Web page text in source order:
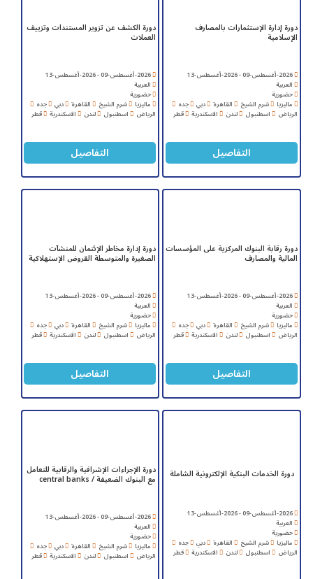
دورة إدارة الإستثمارات بالمصارف
الإسلامية
2026-أغسطس-09 - 2026-أغسطس-13
العربية
حضورية
ماليزيا شرم الشيخ القاهرة دبي جده
الرياض اسطنبول لندن الاسكندرية قطر
التفاصيل
دورة الكشف عن تزوير المستندات وتزييف
العملات
2026-أغسطس-09 - 2026-أغسطس-13
العربية
حضورية
ماليزيا شرم الشيخ القاهرة دبي جده
الرياض اسطنبول لندن الاسكندرية قطر
التفاصيل
دورة رقابة البنوك المركزية على المؤسسات
المالية والمصارف
2026-أغسطس-09 - 2026-أغسطس-13
العربية
حضورية
ماليزيا شرم الشيخ القاهرة دبي جده
الرياض اسطنبول لندن الاسكندرية قطر
التفاصيل
دورة إدارة مخاطر الإئتمان للمنشآت
الصغيرة والمتوسطة القروض الإستهلاكية
2026-أغسطس-09 - 2026-أغسطس-13
العربية
حضورية
ماليزيا شرم الشيخ القاهرة دبي جده
الرياض اسطنبول لندن الاسكندرية قطر
التفاصيل
دورة الخدمات البنكية الإلكترونية الشاملة
2026-أغسطس-09 - 2026-أغسطس-13
العربية
حضورية
ماليزيا شرم الشيخ القاهرة دبي جده
الرياض اسطنبول لندن الاسكندرية قطر
دورة الإجراءات الإشرافية والرقابية للتعامل
مع البنوك الضعيفة / central banks
2026-أغسطس-09 - 2026-أغسطس-13
العربية
حضورية
ماليزيا شرم الشيخ القاهرة دبي جده
الرياض اسطنبول لندن الاسكندرية قطر